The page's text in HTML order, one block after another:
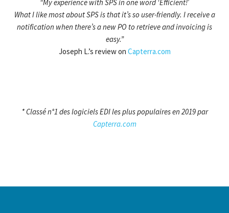
“My experience with SPS in one word ‘Efficient!’
What I like most about SPS is that it’s so user-friendly. I receive a
notification when there’s a new PO to retrieve and invoicing is
easy.”
Joseph L.’s review on Capterra.com
* Classé n°1 des logiciels EDI les plus populaires en 2019 par
Capterra.com